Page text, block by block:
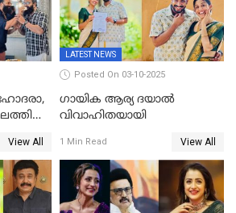
View All
LATEST NEWS
Posted On 03-10-2025
ഗായിക ആര്യ ദയാൽ
വിവാഹിതയായി
1 Min Read View All